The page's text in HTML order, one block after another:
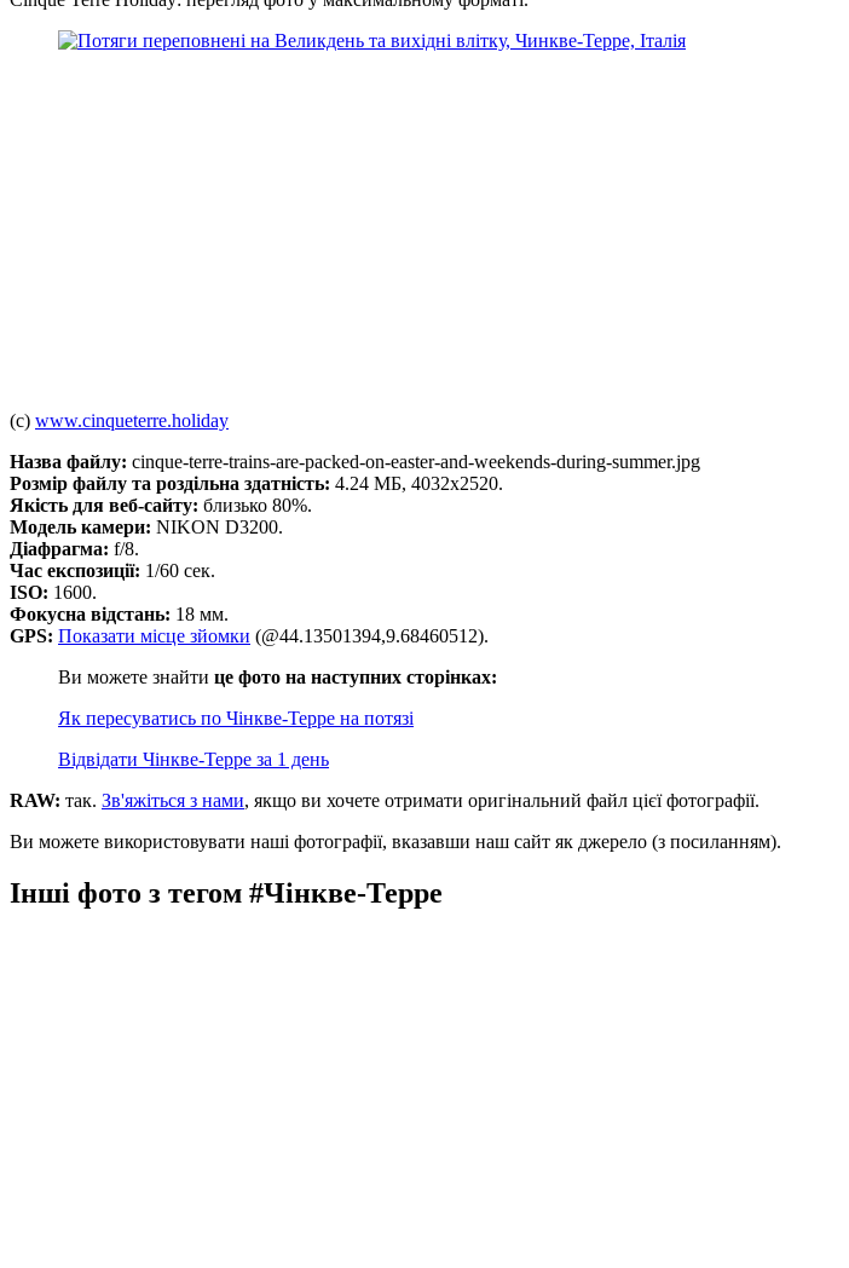
(c) www.cinqueterre.holiday
Назва файлу: cinque-terre-trains-are-packed-on-easter-and-weekends-during-summer.jpg
Розмір файлу та роздільна здатність: 4.24 МБ, 4032x2520.
Якість для веб-сайту: близько 80%.
Модель камери: NIKON D3200.
Діафрагма: f/8.
Час експозиції: 1/60 сек.
ISO: 1600.
Фокусна відстань: 18 мм.
GPS: Показати місце зйомки (@44.13501394,9.68460512).
Ви можете знайти це фото на наступних сторінках:
Як пересуватись по Чінкве-Терре на потязі
Відвідати Чінкве-Терре за 1 день
RAW: так. Зв'яжіться з нами, якщо ви хочете отримати оригінальний файл цієї фотографії.
Ви можете використовувати наші фотографії, вказавши наш сайт як джерело (з посиланням).
Інші фото з тегом #Чінкве-Терре